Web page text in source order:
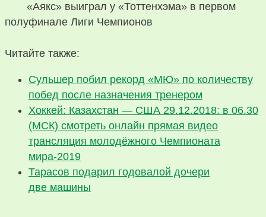
«Аякс» выиграл у «Тоттенхэма» в первом
полуфинале Лиги Чемпионов
Читайте также:
Сульшер побил рекорд «МЮ» по количеству
побед после назначения тренером
Хоккей: Казахстан — США 29.12.2018: в 06.30
(МСК) смотреть онлайн прямая видео
трансляция молодёжного Чемпионата
мира-2019
Тарасов подарил годовалой дочери
две машины